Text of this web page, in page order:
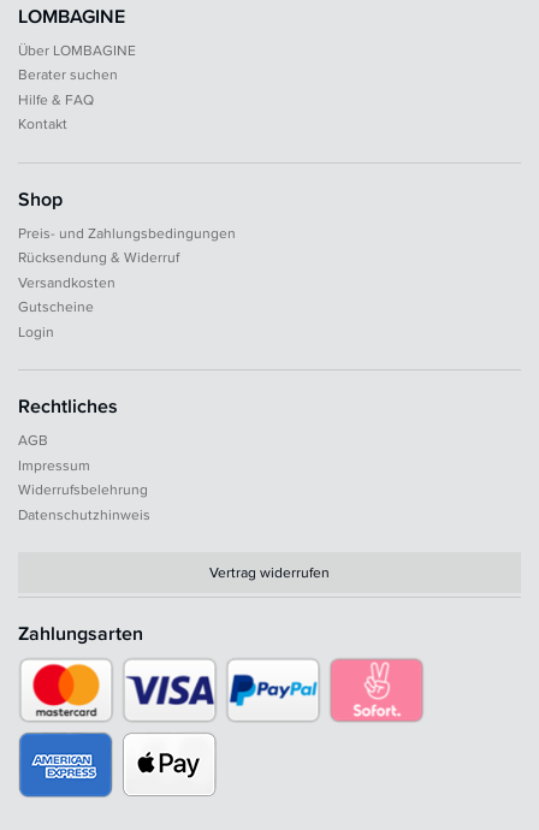
LOMBAGINE
Über LOMBAGINE
Berater suchen
Hilfe & FAQ
Kontakt
Shop
Preis- und Zahlungsbedingungen
Rücksendung & Widerruf
Versandkosten
Gutscheine
Login
Rechtliches
AGB
Impressum
Widerrufsbelehrung
Datenschutzhinweis
Vertrag widerrufen
Zahlungsarten